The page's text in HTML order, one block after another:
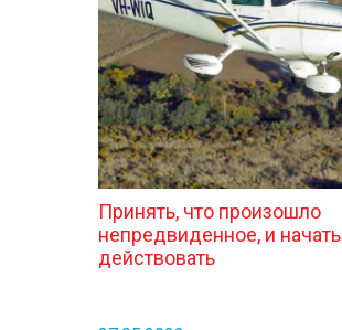
Принять, что произошло
непредвиденное, и начать
действовать